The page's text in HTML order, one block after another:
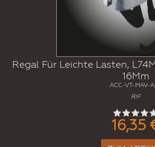
Regal Für Leichte Lasten,
16Mm
ACC-VT-MAV-
RIF
16,35